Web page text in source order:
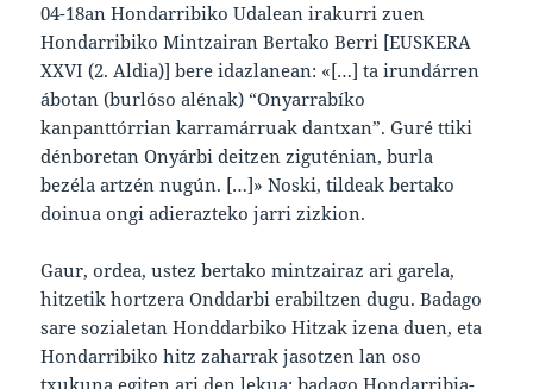
04-18an Hondarribiko Udalean irakurri zuen
Hondarribiko Mintzairan Bertako Berri [EUSKERA
XXVI (2. Aldia)] bere idazlanean: «[…] ta irundárren
ábotan (burlóso alénak) “Onyarrabíko
kanpanttórrian karramárruak dantxan”. Guré ttiki
dénboretan Onyárbi deitzen ziguténian, burla
bezéla artzén nugún. […]» Noski, tildeak bertako
doinua ongi adierazteko jarri zizkion.
Gaur, ordea, ustez bertako mintzairaz ari garela,
hitzetik hortzera Onddarbi erabiltzen dugu. Badago
sare sozialetan Honddarbiko Hitzak izena duen, eta
Hondarribiko hitz zaharrak jasotzen lan oso